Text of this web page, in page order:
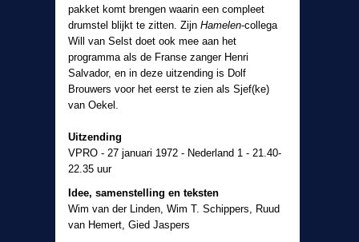
pakket komt brengen waarin een compleet
drumstel blijkt te zitten. Zijn Hamelen-collega
Will van Selst doet ook mee aan het
programma als de Franse zanger Henri
Salvador, en in deze uitzending is Dolf
Brouwers voor het eerst te zien als Sjef(ke)
van Oekel.
Uitzending
VPRO - 27 januari 1972 - Nederland 1 - 21.40-
22.35 uur
Idee, samenstelling en teksten
Wim van der Linden, Wim T. Schippers, Ruud
van Hemert, Gied Jaspers